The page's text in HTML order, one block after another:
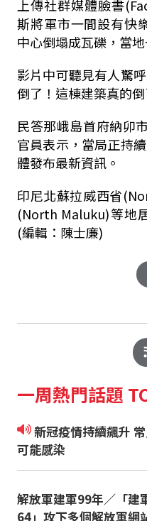
上傳社群媒體臉書
斯將軍市一間設有快
中心倒塌成瓦礫，當
影片中可聽見有人驚
倒了！這棟建築真的倒
民答那峨島首府納卯
官員表示，當局正持
體發布最新資訊。
印尼北蘇拉威西省
(North Maluku)等地
(編輯：陳士廉)
一周熱門話題
新冠疫情持續飆升 常見八大症狀 沒發燒也
可能感染
解放軍建軍99年／「建
64」攻下多個解放軍網